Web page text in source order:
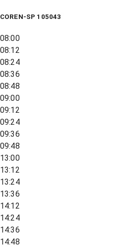
COREN-SP 105043
08:00
08:12
08:24
08:36
08:48
09:00
09:12
09:24
09:36
09:48
13:00
13:12
13:24
13:36
14:12
14:24
14:36
14:48